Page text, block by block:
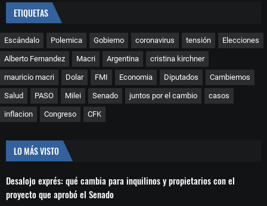
ETIQUETAS
Escándalo Polemica Gobierno coronavirus tensión Elecciones
Alberto Fernandez Macri Argentina cristina kirchner
mauricio macri Dolar FMI Economia Diputados Cambiemos
Salud PASO Milei Senado juntos por el cambio casos
inflacion Congreso CFK
LO MÁS VISTO
Desalojo exprés: qué cambia para inquilinos y propietarios con el
proyecto que aprobó el Senado